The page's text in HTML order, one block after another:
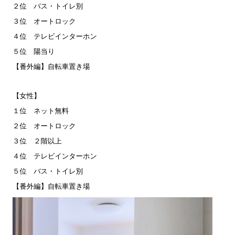
２位 バス・トイレ別
３位 オートロック
４位 テレビインターホン
５位 陽当り
【番外編】自転車置き場
【女性】
１位 ネット無料
２位 オートロック
３位 ２階以上
４位 テレビインターホン
５位 バス・トイレ別
【番外編】自転車置き場